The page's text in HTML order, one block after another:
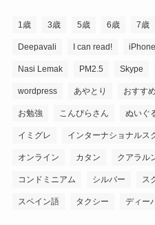
1歳 3歳 5歳 6歳 7歳
Deepavali I can read! iPhone
Nasi Lemak PM2.5 Skype
wordpress あやとり おすすめ
お勉強 こんぴらさん ぬいぐ
イミグレ インターナショナルス
オンライン カタン クアラル
コンドミニアム シルバー ス
スペイン語 タクシー ディー